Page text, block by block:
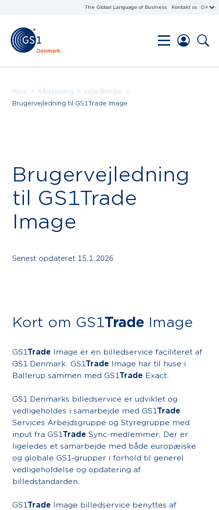
The Global Language of Business Kontakt os DA
Hjem > Rådgivning > Vejledninger >
Brugervejledning til GS1Trade Image
Brugervejledning
til GS1Trade
Image
Senest opdateret 15.1.2026
Kort om GS1Trade Image
GS1Trade Image er en billedservice faciliteret af
GS1 Denmark. GS1Trade Image har til huse i
Ballerup sammen med GS1Trade Exact.
GS1 Denmarks billedservice er udviklet og
vedligeholdes i samarbejde med GS1Trade
Services Arbejdsgruppe og Styregruppe med
input fra GS1Trade Sync-medlemmer. Der er
ligeledes et samarbejde med både europæiske
og globale GS1-grupper i forhold til generel
vedligeholdelse og opdatering af
billedstandarden.
GS1Trade Image billedservice benyttes af